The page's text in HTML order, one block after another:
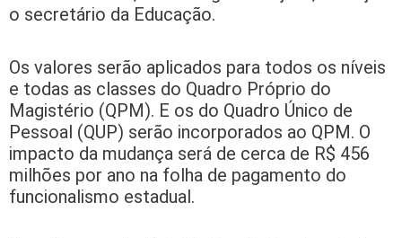
o secretário da Educação.
Os valores serão aplicados para todos os níveis
e todas as classes do Quadro Próprio do
Magistério (QPM). E os do Quadro Único de
Pessoal (QUP) serão incorporados ao QPM. O
impacto da mudança será de cerca de R$ 456
milhões por ano na folha de pagamento do
funcionalismo estadual.